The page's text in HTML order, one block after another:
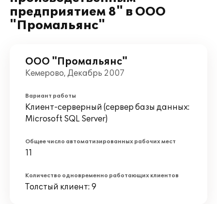
предприятием 8" в ООО
"Промальянс"
ООО "Промальянс"
Кемерово, Декабрь 2007
Вариант работы
Клиент-серверный (сервер базы данных:
Microsoft SQL Server)
Общее число автоматизированных рабочих мест
11
Количество одновременно работающих клиентов
Толстый клиент: 9